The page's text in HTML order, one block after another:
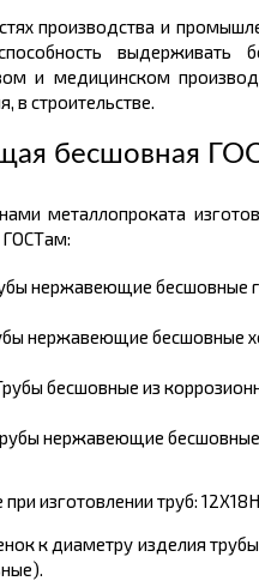
производства и
выдерживать
и медицинском
в строительстве.
бесшовная
металлопроката
нержавеющие бесшовные
нержавеющие бесшовные
бесшовные из
нержавеющие
изготовлении труб:
к диаметру изделия